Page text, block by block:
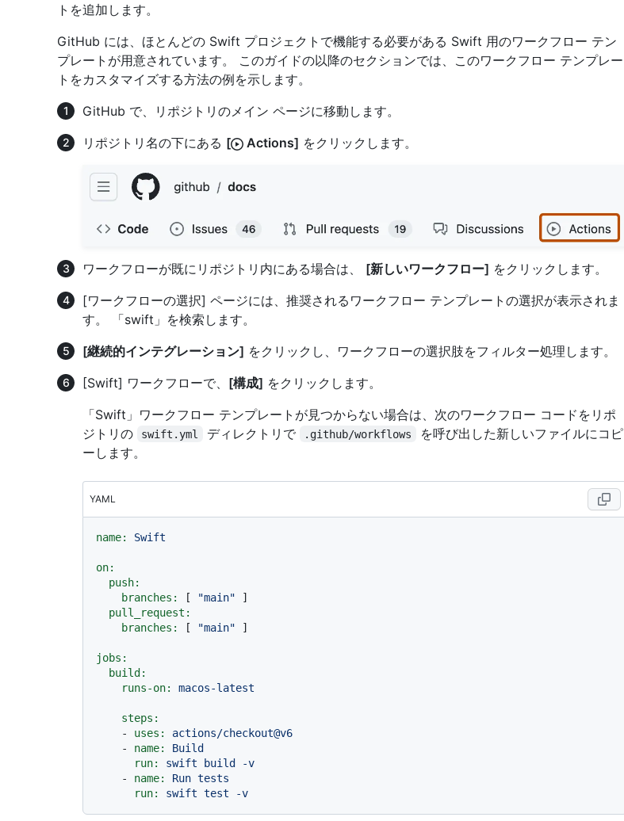
トを追加します。
GitHub には、ほとんどの Swift プロジェクトで機能する必要がある Swift 用のワークフロー テン
プレートが用意されています。 このガイドの以降のセクションでは、このワークフロー テンプレー
トをカスタマイズする方法の例を示します。
GitHub で、リポジトリのメイン ページに移動します。
リポジトリ名の下にある [ Actions] をクリックします。
ワークフローが既にリポジトリ内にある場合は、 [新しいワークフロー] をクリックします。
[ワークフローの選択] ページには、推奨されるワークフロー テンプレートの選択が表示されま
す。 「swift」を検索します。
[継続的インテグレーション] をクリックし、ワークフローの選択肢をフィルター処理します。
[Swift] ワークフローで、 [構成] をクリックします。
「Swift」ワークフロー テンプレートが見つからない場合は、次のワークフロー コードをリポ
ジトリの
swift.yml ディレクトリで .github/workflows
を呼び出した新しいファイルにコピ
ーします。
YAML
name: Swift
on:
push:
branches:
[ "main" ]
pull_request:
branches:
[ "main" ]
jobs:
build:
runs-on:
macos-latest
steps:
-
uses:
actions/checkout@v6
-
name:
Build
run:
swift build
-v
-
name: Run tests
run:
swift test -v